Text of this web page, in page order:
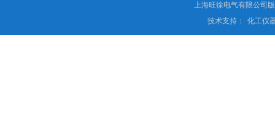
上海旺徐电气有限公司
技术支持：
化工仪